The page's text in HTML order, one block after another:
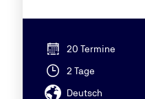
20 Termine
2 Tage
Deutsch